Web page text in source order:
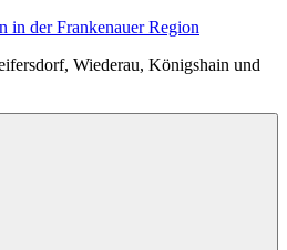
in der Frankenauer Region
Wiederau, Königshain und